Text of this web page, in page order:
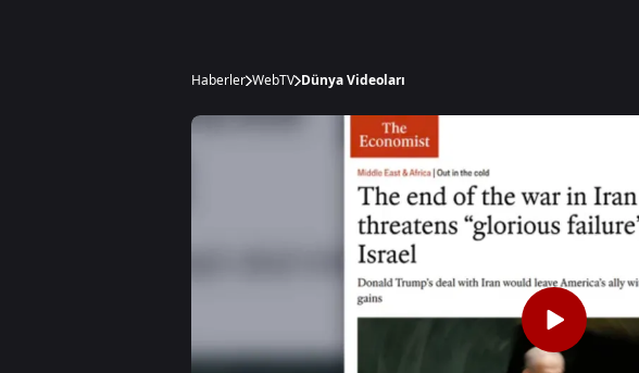
Haberler WebTV Dünya Videoları